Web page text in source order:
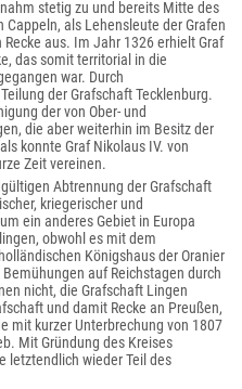
stetig zu und bereits Mitte des
als Lehensleute der Grafen
aus. Im Jahr 1326 erhielt Graf
das somit territorial in die
war. Durch
der Grafschaft Tecklenburg.
der von Ober- und
die aber weiterhin im Besitz der
konnte Graf Nikolaus IV. von
Zeit vereinen.
Abtrennung der Grafschaft
kriegerischer und
ein anderes Gebiet in Europa
obwohl es mit dem
Königshaus der Oranier
auf Reichstagen durch
nicht, die Grafschaft Lingen
und damit Recke an Preußen,
mit kurzer Unterbrechung von 1807
Mit Gründung des Kreises
letztendlich wieder Teil des